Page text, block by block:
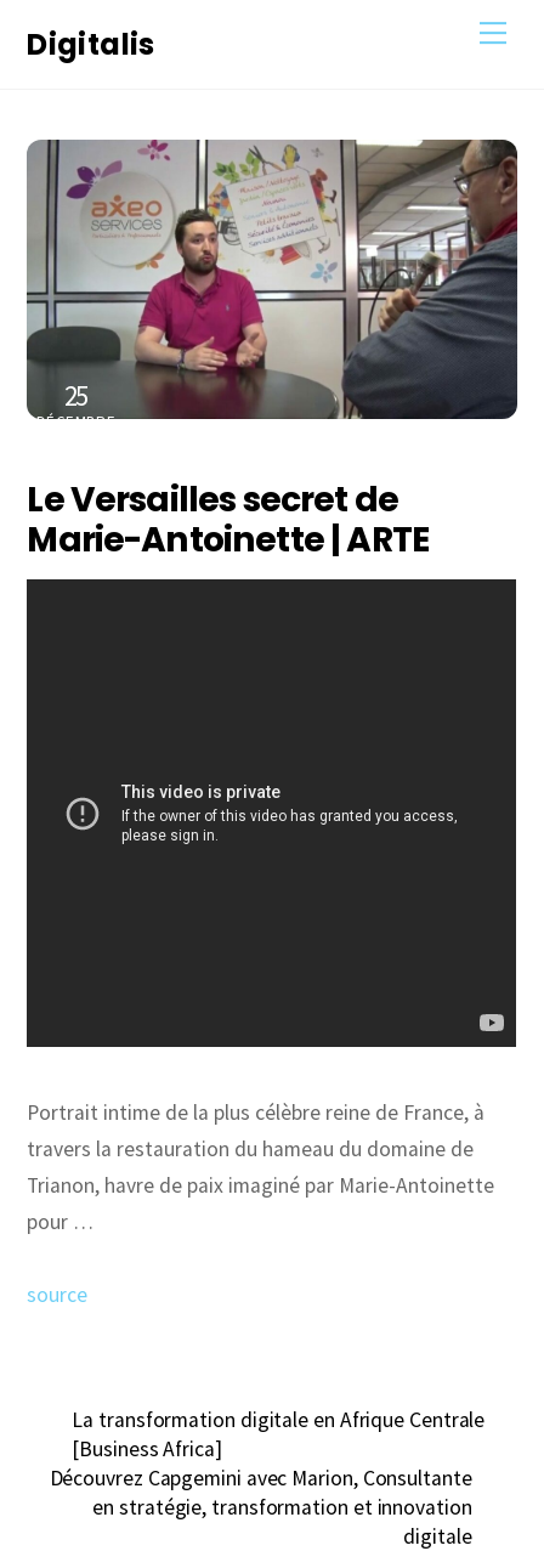
Digitalis
25
DÉCEMBRE
Le Versailles secret de
Marie-Antoinette | ARTE
Portrait intime de la plus célèbre reine de France, à
travers la restauration du hameau du domaine de
Trianon, havre de paix imaginé par Marie-Antoinette
pour …
source
La transformation digitale en Afrique Centrale
[Business Africa]
Découvrez Capgemini avec Marion, Consultante
en stratégie, transformation et innovation
digitale